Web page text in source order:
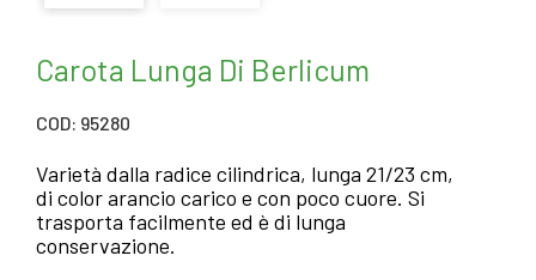
Carota Lunga Di Berlicum
COD: 95280
Varietà dalla radice cilindrica, lunga 21/23 cm,
di color arancio carico e con poco cuore. Si
trasporta facilmente ed è di lunga
conservazione.